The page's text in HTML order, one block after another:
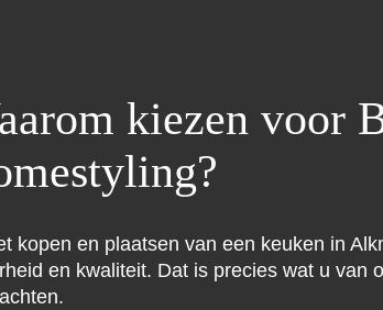
kiezen voor
kopen en plaatsen van een keuken in
en kwaliteit. Dat is precies wat u van